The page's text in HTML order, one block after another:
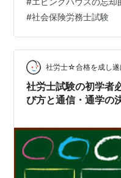
態、つまり皿が止まっ
が一気に低下してしま
線が示す驚愕の事実 ド
グハウスが発表した「
をご存知でしょうか？
データがあります。 学
#社会保険労務士試験
社労士☆合格を成し遂
社労士試験の初学者
び方と通信・通学の